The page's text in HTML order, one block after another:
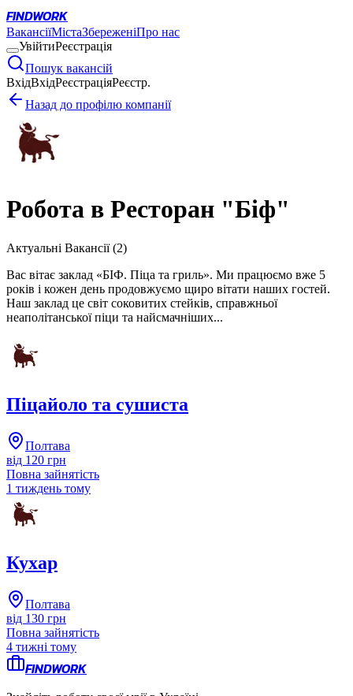
FINDWORK
ВакансіїМістаЗбереженіПро нас
УвійтиРеєстрація
Пошук вакансій
ВхідВхідРеєстраціяРеєстр.
Назад до профілю компанії
Робота в Ресторан "Біф"
Актуальні Вакансії (2)
Вас вітає заклад «БІФ. Піца та гриль». Ми працюємо вже 5
років і кожен день продовжуємо щиро вітати наших гостей.
Наш заклад це світ соковитих стейків, справжньої
неаполітанської піци та найсмачніших...
Піцайоло та сушиста
Полтава
від 120 грн
Повна зайнятість
1 тиждень тому
Кухар
Полтава
від 130 грн
Повна зайнятість
4 тижні тому
FINDWORK